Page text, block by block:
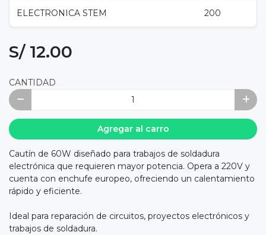
ELECTRONICA STEM 200
S/ 12.00
CANTIDAD
Agregar al carro
Cautín de 60W diseñado para trabajos de soldadura
electrónica que requieren mayor potencia. Opera a 220V y
cuenta con enchufe europeo, ofreciendo un calentamiento
rápido y eficiente.
Ideal para reparación de circuitos, proyectos electrónicos y
trabajos de soldadura.